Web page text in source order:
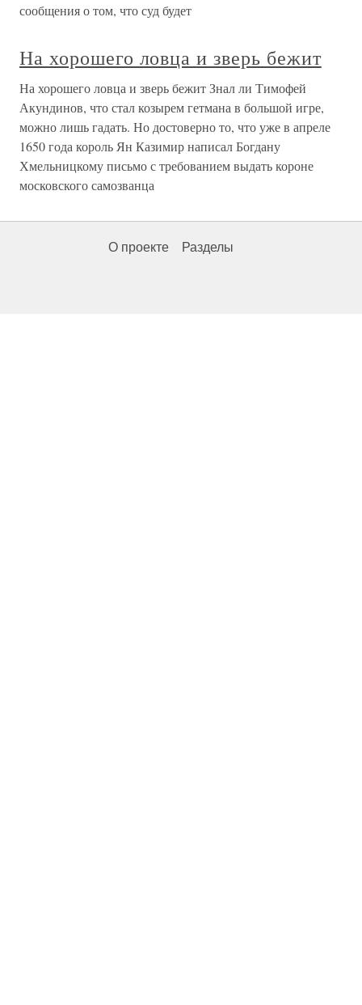
сообщения о том, что суд будет
На хорошего ловца и зверь бежит
На хорошего ловца и зверь бежит Знал ли Тимофей
Акундинов, что стал козырем гетмана в большой игре,
можно лишь гадать. Но достоверно то, что уже в апреле
1650 года король Ян Казимир написал Богдану
Хмельницкому письмо с требованием выдать короне
московского самозванца
О проекте Разделы